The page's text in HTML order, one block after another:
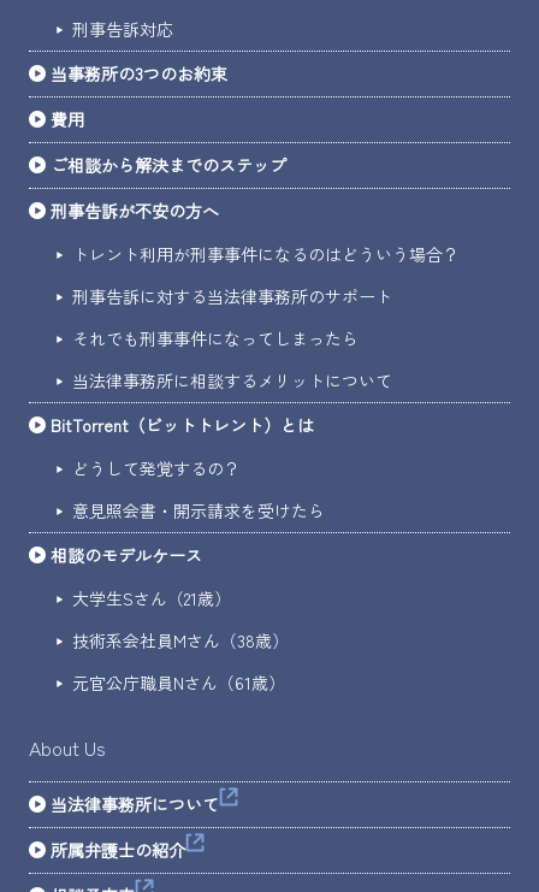
刑事告訴対応
当事務所の3つのお約束
費用
ご相談から解決までのステップ
刑事告訴が不安の方へ
トレント利用が刑事事件になるのはどういう場合？
刑事告訴に対する当法律事務所のサポート
それでも刑事事件になってしまったら
当法律事務所に相談するメリットについて
BitTorrent（ビットトレント）とは
どうして発覚するの？
意見照会書・開示請求を受けたら
相談のモデルケース
大学生Sさん（21歳）
技術系会社員Mさん（38歳）
元官公庁職員Nさん（61歳）
About Us
当法律事務所について
所属弁護士の紹介